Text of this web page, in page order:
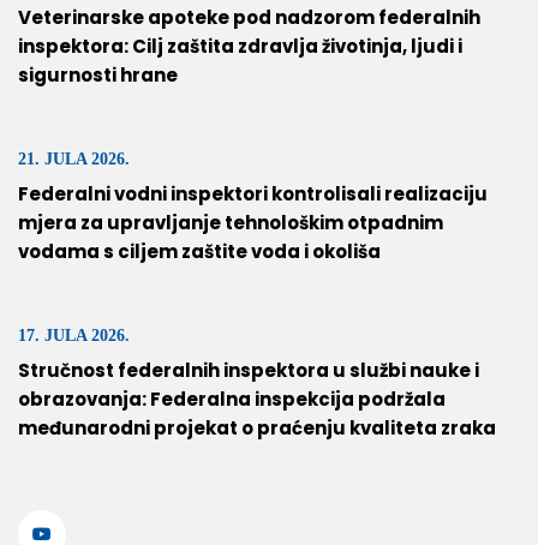
Veterinarske apoteke pod nadzorom federalnih
inspektora: Cilj zaštita zdravlja životinja, ljudi i
sigurnosti hrane
21. JULA 2026.
Federalni vodni inspektori kontrolisali realizaciju
mjera za upravljanje tehnološkim otpadnim
vodama s ciljem zaštite voda i okoliša
17. JULA 2026.
Stručnost federalnih inspektora u službi nauke i
obrazovanja: Federalna inspekcija podržala
međunarodni projekat o praćenju kvaliteta zraka